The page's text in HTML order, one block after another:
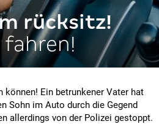
rücksitz!
fahren!
können! Ein betrunkener Vater hat
Sohn im Auto durch die Gegend
allerdings von der Polizei gestoppt.